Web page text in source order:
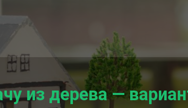
из дерева —